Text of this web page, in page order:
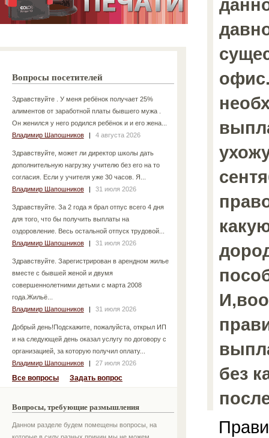
Вопросы посетителей
Здравствуйте . У меня ребёнок получает 25%
алиментов от заработной платы бывшего мужа .
Он женился у него родился ребёнок и и его жена...
Владимир Шапошников
| 4 августа 2026
Здравствуйте, может ли директор школы дать
дополнительную нагрузку учителю без его на то
согласия. Если у учителя уже 30 часов. Я...
Владимир Шапошников
| 31 июля 2026
Здравствуйте. За 2 года я брал отпус всего 4 дня
для того, что бы получить выплаты на
оздоровление. Весь остальной отпуск трудовой...
Владимир Шапошников
| 31 июля 2026
Здравствуйте. Зарегистрирован в арендном жилье
вместе с бывшей женой и двумя
совершеннолетними детьми с марта 2008
года.Жильё...
Владимир Шапошников
| 31 июля 2026
Добрый день!Подскажите, пожалуйста, открыл ИП
и на следующей день оказал услугу по договору с
организацией, за которую получил оплату...
Владимир Шапошников
| 27 июля 2026
Все вопросы Задать вопрос
Вопросы, требующие размышления
Данном разделе будем помещены вопросы, на
которые в силу разных причин мы не можем
без